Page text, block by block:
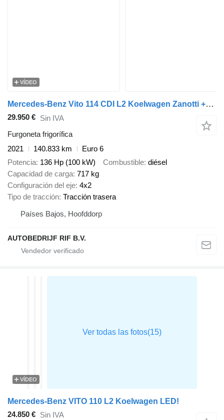
VÍDEO
Mercedes-Benz Vito 114 CDI L2 Koelwagen Zanotti +20C/-20C st 230V ATP
29.950 € Sin IVA
Furgoneta frigorífica
2021
140.833 km
Euro 6
Potencia 136 Hp (100 kW) Combustible diésel
Capacidad de carga 717 kg
Configuración del eje 4x2
Tipo de tracción Tracción trasera
Países Bajos, Hoofddorp
AUTOBEDRIJF RIF B.V.
VÍDEO
Mercedes-Benz VITO 110 L2 Koelwagen LED!
24.850 € Sin IVA